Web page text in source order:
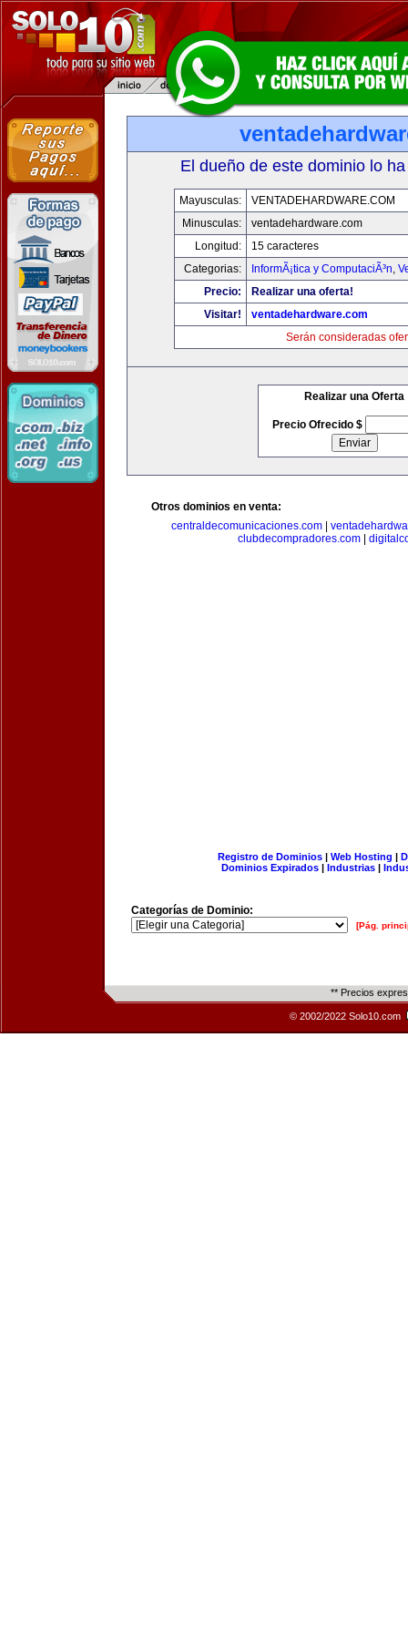
El dueño de este dominio lo
Mayusculas:
VENTADEHARDWARE.COM
Minusculas:
ventadehardware.com
Longitud:
15 caracteres
Categorias:
InformÃ¡tica y ComputaciÃ³n,
Precio:
Realizar una oferta!
Visitar!
ventadehardware.com
Serán consideradas
Realizar una Oferta
Precio Ofrecido $
Otros dominios en venta:
centraldecomunicaciones.com
clubdecompradores.com
Registro de Dominios| Web Hosting |
Dominios Expirados | Industrias |
Categorías de Dominio:
[Pág.
** Precios
© 2002/2022 Solo10.com